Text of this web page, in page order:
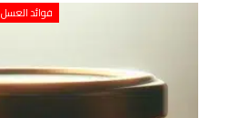
فوائد العسل